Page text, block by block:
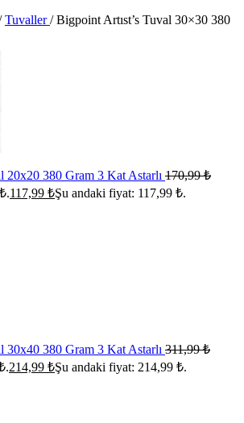
Tuvaller/ Bigpoint Artıst’s Tuval 30×30 380
20x20 380 Gram 3 Kat Astarlı 170,99₺
117,99 ₺Şu andaki fiyat: 117,99 ₺.
30x40 380 Gram 3 Kat Astarlı 311,99₺
214,99 ₺Şu andaki fiyat: 214,99 ₺.